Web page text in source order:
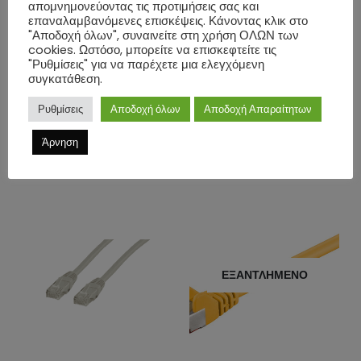
Μήκος: 0.25m
Χρώμα: Λευκό
ΕΠΙΠΛΈΟΝ ΠΛΗΡΟΦΟΡΊΕΣ
ΑΞΙΟΛΟΓΉΣΕΙΣ (0)
ΕΞΑΝΤΛΗΜΈΝΟ
απομνημονεύοντας τις προτιμήσεις σας και
επαναλαμβανόμενες επισκέψεις. Κάνοντας κλικ στο
"Αποδοχή όλων", συναινείτε στη χρήση ΟΛΩΝ των
cookies. Ωστόσο, μπορείτε να επισκεφτείτε τις
"Ρυθμίσεις" για να παρέχετε μια ελεγχόμενη
συγκατάθεση.
Ρυθμίσεις Αποδοχή όλων Αποδοχή Απαραίτητων
Άρνηση